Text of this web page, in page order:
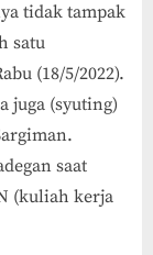
tidak tampak
satu
(18/5/2022).
juga (syuting)
saat
(kuliah kerja